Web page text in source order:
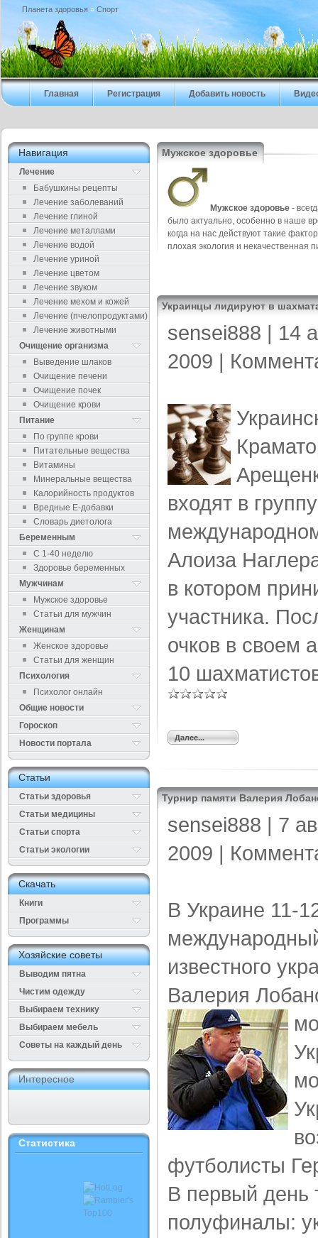
Планета здоровья » Cпорт
Главная Регистрация Добавить новость
Навигация
Лечение
Бабушкины рецепты
Лечение заболеваний
Лечение глиной
Лечение металлами
Лечение водой
Лечение уриной
Лечение цветом
Лечение звуком
Лечение мехом и кожей
Лечение (пчелопродуктами)
Лечение животными
Очищение организма
Выведение шлаков
Очищение печени
Очищение почек
Очищение крови
Питание
По группе крови
Питательные вещества
Витамины
Минеральные вещества
Калорийность продуктов
Вредные Е-добавки
Словарь диетолога
Беременным
С 1-40 неделю
Здоровье беременных
Мужчинам
Мужское здоровье
Статьи для мужчин
Женщинам
Женское здоровье
Статьи для женщин
Психология
Психолог онлайн
Общие новости
Гороскоп
Новости портала
Cтатьи
Статьи здоровья
Cтатьи медицины
Статьи спорта
Статьи экологии
Cкачать
Книги
Программы
Хозяйские советы
Выводим пятна
Чистим одежду
Выбираем технику
Выбираем мебель
Cоветы на каждый день
Интересное
Статистика
Мужское здоровье
Мужское здоровье -
было актуально, особенно в наше
когда на нас действуют такие
плохая экология и некачественная
Украинцы лидируют в
sensei888 | 14
2009 |
входят в
Алоиза
в котором
участника.
очков в своем
10
Далее...
Турнир памяти Валерия
sensei888 | 7
2009 |
В Украине 11-
известного
Валерия
футболисты
В первый день
полуфиналы: